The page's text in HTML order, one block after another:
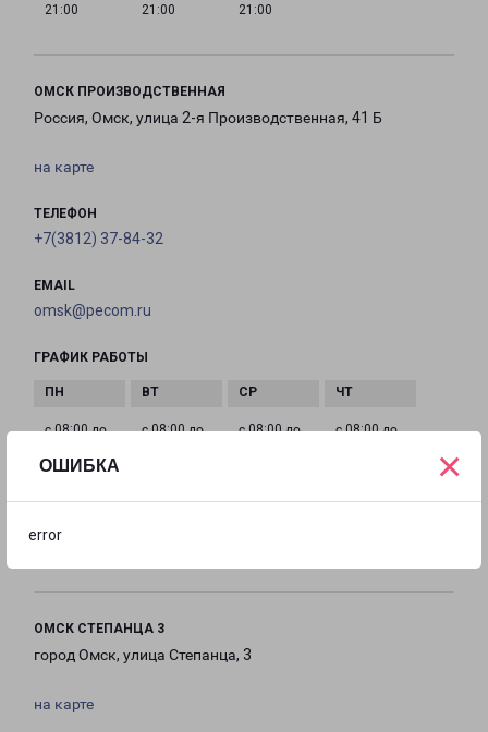
ОШИБКА
error
×
21:00
21:00
21:00
ОМСК ПРОИЗВОДСТВЕННАЯ
Россия, Омск, улица 2-я Производственная, 41 Б
на карте
ТЕЛЕФОН
+7(3812) 37-84-32
EMAIL
omsk@pecom.ru
ГРАФИК РАБОТЫ
с 08:00 до
с 08:00 до
с 08:00 до
с 08:00 до
ОМСК СТЕПАНЦА 3
город Омск, улица Степанца, 3
на карте